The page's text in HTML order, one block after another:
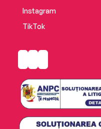
Instagram
TikTok